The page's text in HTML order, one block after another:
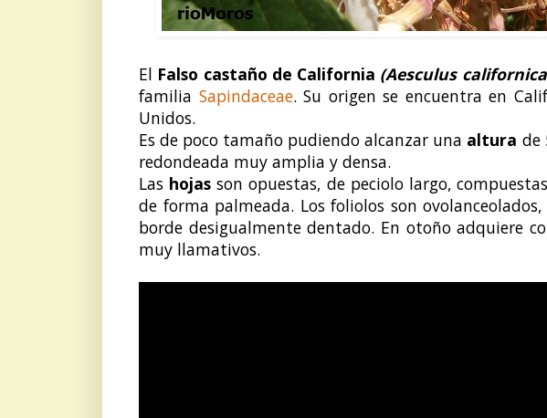
El Falso castaño de California (Aesculus
familia Sapindaceae. Su origen se encuentra en
Unidos.
Es de poco tamaño pudiendo alcanzar una altura de
redondeada muy amplia y densa.
Las hojas son opuestas, de peciolo largo,
de forma palmeada. Los foliolos son
borde desigualmente dentado. En otoño adquiere
muy llamativos.